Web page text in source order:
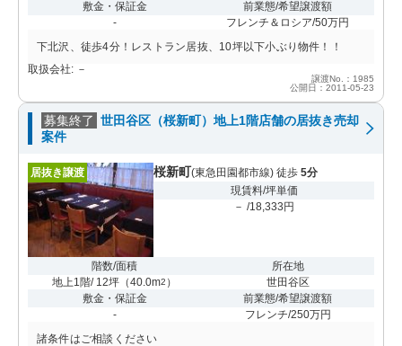
敷金・保証金
-
前業態/希望譲渡額
フレンチ＆ロシア/50万円
下北沢、徒歩4分！レストラン居抜、10坪以下小ぶり物件！！
取扱会社: －
譲渡No.：1985
公開日：2011-05-23
募集終了 世田谷区（桜新町）地上1階店舗の居抜き売却
案件
居抜き譲渡 桜新町(東急田園都市線) 徒歩 5分
現賃料/坪単価
－ /18,333円
階数/面積
地上1階/ 12坪 （40.0m2 ）
所在地
世田谷区
敷金・保証金
-
前業態/希望譲渡額
フレンチ/250万円
諸条件はご相談ください